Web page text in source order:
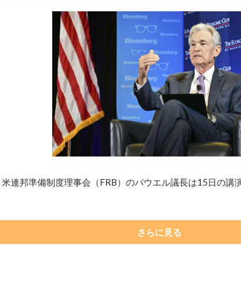
米連邦準備制度理事会（FRB）のパウエル議長は15日の
さらに見る